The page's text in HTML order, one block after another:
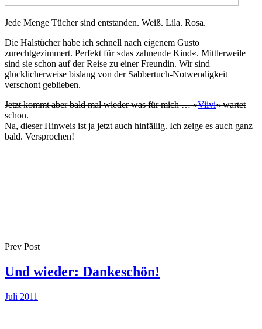
Jede Menge Tücher sind entstanden. Weiß. Lila. Rosa.
Die Halstücher habe ich schnell nach eigenem Gusto
zurechtgezimmert. Perfekt für »das zahnende Kind«. Mittlerweile
sind sie schon auf der Reise zu einer Freundin. Wir sind
glücklicherweise bislang von der Sabbertuch-Notwendigkeit
verschont geblieben.
Jetzt kommt aber bald mal wieder was für mich … »Viivi« wartet
schon.
Na, dieser Hinweis ist ja jetzt auch hinfällig. Ich zeige es auch ganz
bald. Versprochen!
Prev Post
Und wieder: Dankeschön!
Juli 2011